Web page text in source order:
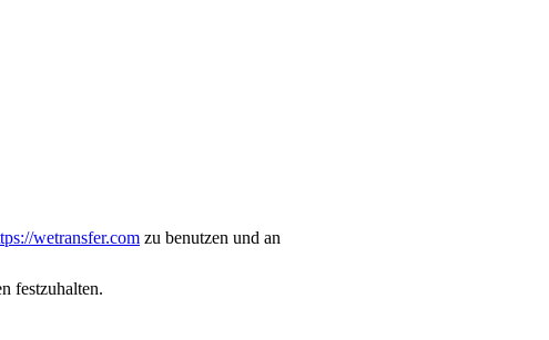
wetransfer.com zu benutzen und an
festzuhalten.